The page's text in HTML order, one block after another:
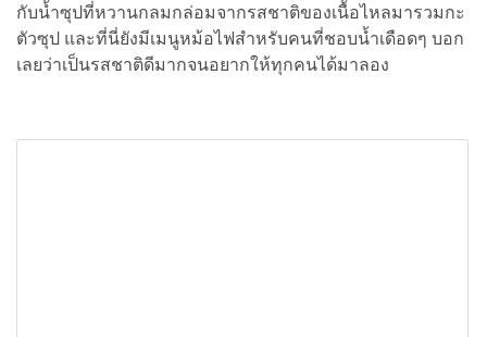
กับน้ำซุปที่หวานกลมกล่อมจากรสชาติของเนื้อไหลมารวมกะ
ตัวซุป และที่นี่ยังมีเมนูหม้อไฟสำหรับคนที่ชอบน้ำเดือดๆ บอก
เลยว่าเป็นรสชาติดีมากจนอยากให้ทุกคนได้มาลอง